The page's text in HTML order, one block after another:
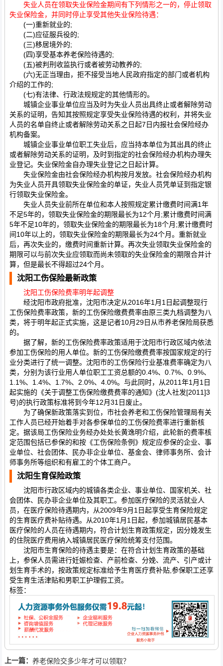
失业人员在领取失业保险金期间有下列情形之一的，停止领取
失业保险金，并同时停止享受其他失业保险待遇：
(一)重新就业的;
(二)应征服兵役的;
(三)移居境外的;
(四)享受基本养老保险待遇的;
(五)被判刑收监执行或者被劳动教养的;
(六)无正当理由，拒不接受当地人民政府指定的部门或者机构
介绍的工作的;
(七)有法律、行政法规规定的其他情形的。
城镇企业事业单位应当及时为失业人员出具终止或者解除劳动
关系的证明，告知其按照规定享受失业保险待遇的权利，并将失业
人员的名单自终止或者解除劳动关系之日起7日内报社会保险经办
机构备案。
城镇企业事业单位职工失业后，应当持本单位为其出具的终止
或者解除劳动关系的证明，及时到指定的社会保险经办机构办理失
业登记。失业保险金自办理失业登记之日起计算。
失业保险金由社会保险经办机构按月发放。社会保险经办机构
为失业人员开具领取失业保险金的单证，失业人员凭单证到指定银
行领取失业保险金。
失业人员失业前所在单位和本人按照规定累计缴费时间满1年
不足5年的，领取失业保险金的期限最长为12个月;累计缴费时间满
5年不足10年的，领取失业保险金的期限最长为18个月;累计缴费时
间10年以上的，领取失业保险金的期限最长为24个月。重新就业
后，再次失业的，缴费时间重新计算。再次失业领取失业保险金的
期限可以与前次失业应领取而尚未领取的失业保险金的期限合并计
算，但是最长不得超过24个月。
沈阳工伤保险最新政策
沈阳工伤保险费率明年起调整
经沈阳市政府批准，沈阳市决定从2016年1月1日起调整现行
工伤保险费率政策，新的工伤保险缴费费率由原三类九档调整为八
类，将于明年起正式实施，这是记者10月29日从市养老保险局获悉
的。
据了解，新的工伤保险费率政策适用于沈阳市行政区域内依法
参加工伤保险的用人单位。新的工伤保险缴费费率按国家规定的行
业分类进行了统一调整。沈阳市的工伤保险行业基准费率确定为八
类，分别为该行业用人单位职工工资总额的0.4%、0.7%、0.9%、
1.1%、1.4%、1.7%、2.0%、4.0%。与此同时，从2011年1月1日
起实施的《关于调整工伤保险缴费费率的通知》(沈人社发[2011]3
号)的执行政策标准将到今年12月31日废止。
为了确保新政策落实到位，市社会养老和工伤保险管理局有关
工作人员已经开始着手对各参保单位的工伤保险费率进行重新核
定。据该局工伤保险业务经办处处长黄逸明介绍，此轮新的费率核
定范围包括已参保的和按《工伤保险条例》规定应参保的企业、事
业单位、社会团体、民办非企业单位、基金会、律师事务所、会计
师事务所等组织和有雇工的个体工商户。
沈阳生育保险政策
沈阳市行政区域内的城镇各类企业、事业单位、国家机关、社
会团体、民办非企业单位及其职工。参加医疗保险的灵活就业人
员，在医疗保险待遇期内，从2009年9月1日起享受生育保险规定
的生育医疗费补贴待遇。从2010年1月1日起，参加城镇居民基本
医疗保险的人员在待遇期内，符合计划生育政策规定，因分娩发生
的住院医疗费用纳入城镇居民医疗保险统筹支付范围。
沈阳市生育保险的待遇主要是：在符合计划生育政策的基础
上，参保人员需进行妊娠检查、产前检查、分娩、流产、引产或计
划生育手术的，按政策规定标准给予生育医疗费补贴,参保职工还享
受生育生活津贴和男职工护理假工资。
标签：
上一篇： 养老保险交多少年才可以领取？